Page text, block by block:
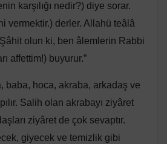
karşılığı nedir?) diye sorar.
vermektir.) derler. Allahü teâlâ
olun ki, ben âlemlerin Rabbi
affettim!) buyurur.”
baba, hoca, akraba, arkadaş ve
Salih olan akrabayı ziyâret
ziyâret de çok sevaptır.
giyecek ve temizlik gibi